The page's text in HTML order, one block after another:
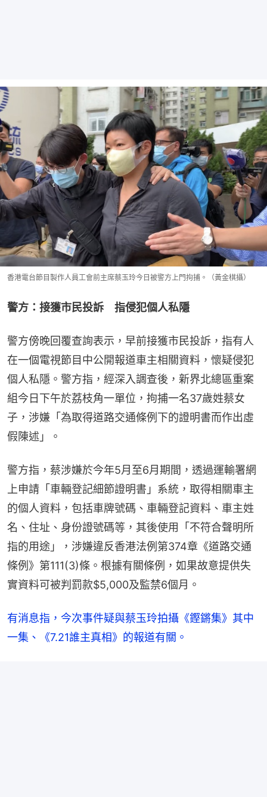
香港電台節目製作人員工會前主席蔡玉玲今日被警方上門拘捕。（黃金棋攝）
警方：接獲市民投訴　指侵犯個人私隱
警方傍晚回覆查詢表示，早前接獲市民投訴，指有人
在一個電視節目中公開報道車主相關資料，懷疑侵犯
個人私隱。警方指，經深入調查後，新界北總區重案
組今日下午於荔枝角一單位，拘捕一名37歲姓蔡女
子，涉嫌「為取得道路交通條例下的證明書而作出虛
假陳述」。
警方指，蔡涉嫌於今年5月至6月期間，透過運輸署網
上申請「車輛登記細節證明書」系統，取得相關車主
的個人資料，包括車牌號碼、車輛登記資料、車主姓
名、住址、身份證號碼等，其後使用「不符合聲明所
指的用途」，涉嫌違反香港法例第374章《道路交通
條例》第111(3)條。根據有關條例，如果故意提供失
實資料可被判罰款$5,000及監禁6個月。
有消息指，今次事件疑與蔡玉玲拍攝《鏗鏘集》其中
一集、《7.21誰主真相》的報道有關。